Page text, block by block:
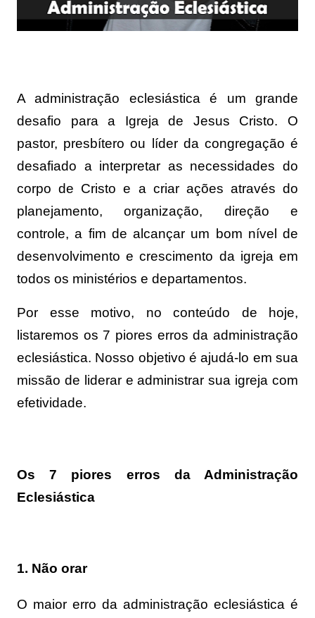
A administração eclesiástica é um grande
desafio para a Igreja de Jesus Cristo. O
pastor, presbítero ou líder da congregação é
desafiado a interpretar as necessidades do
corpo de Cristo e a criar ações através do
planejamento, organização, direção e
controle, a fim de alcançar um bom nível de
desenvolvimento e crescimento da igreja em
todos os ministérios e departamentos.
Por esse motivo, no conteúdo de hoje,
listaremos os 7 piores erros da administração
eclesiástica. Nosso objetivo é ajudá-lo em sua
missão de liderar e administrar sua igreja com
efetividade.
Os 7 piores erros da Administração
Eclesiástica
1. Não orar
O maior erro da administração eclesiástica é